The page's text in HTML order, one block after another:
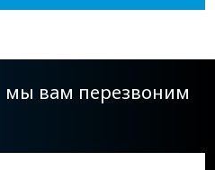
мы вам перезвоним